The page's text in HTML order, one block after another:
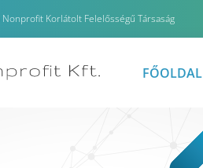
Korlátolt Felelősségű Társaság
FŐOLDAL